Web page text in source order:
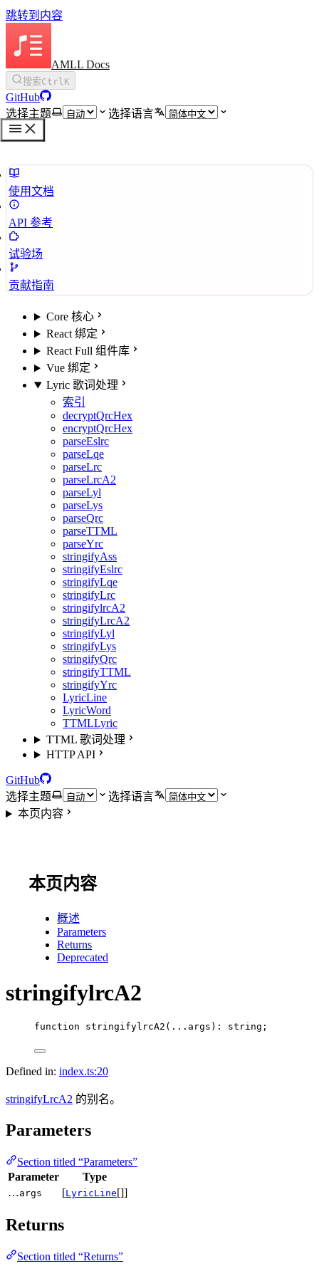
跳转到内容
AMLL Docs
搜索CtrlK
GitHub
选择主题
选择语言
使用文档
API 参考
试验场
贡献指南
Core 核心
React 绑定
React Full 组件库
Vue 绑定
Lyric 歌词处理
索引
decryptQrcHex
encryptQrcHex
parseEslrc
parseLqe
parseLrc
parseLrcA2
parseLyl
parseLys
parseQrc
parseTTML
parseYrc
stringifyAss
stringifyEslrc
stringifyLqe
stringifyLrc
stringifylrcA2
stringifyLrcA2
stringifyLyl
stringifyLys
stringifyQrc
stringifyTTML
stringifyYrc
LyricLine
LyricWord
TTMLLyric
TTML 歌词处理
HTTP API
GitHub
选择主题
选择语言
本页内容
本页内容
概述
Parameters
Returns
Deprecated
stringifylrcA2
function stringifylrcA2 ( ... args ) : string ;
Defined in: index.ts:20
stringifyLrcA2 的别名。
Parameters
Section titled “Parameters”
Parameter
Type
…args [LyricLine[]]
Returns
Section titled “Returns”